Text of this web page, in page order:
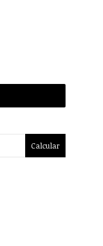
Calcular